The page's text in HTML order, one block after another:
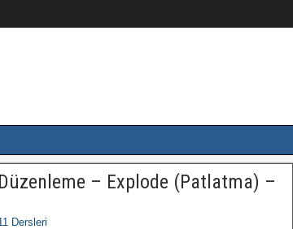
– Explode (Patlatma) –
Dersleri